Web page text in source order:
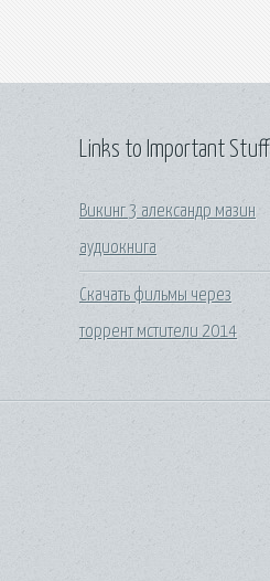
Links to Important Stuff
Викинг 3 александр мазин
аудиокнига
Скачать фильмы через
торрент мстители 2014